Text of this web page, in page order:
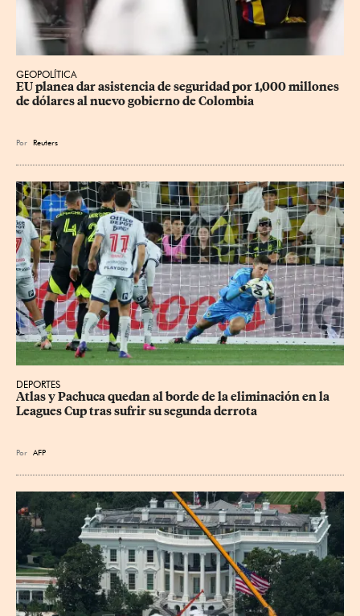
GEOPOLÍTICA
EU planea dar asistencia de seguridad por 1,000 millones
de dólares al nuevo gobierno de Colombia
Por Reuters
DEPORTES
Atlas y Pachuca quedan al borde de la eliminación en la
Leagues Cup tras sufrir su segunda derrota
Por AFP